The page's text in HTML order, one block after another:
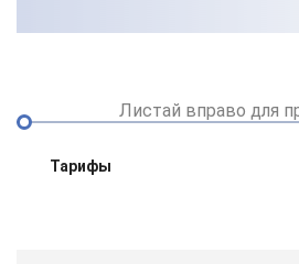
Листай вправо для
Тарифы